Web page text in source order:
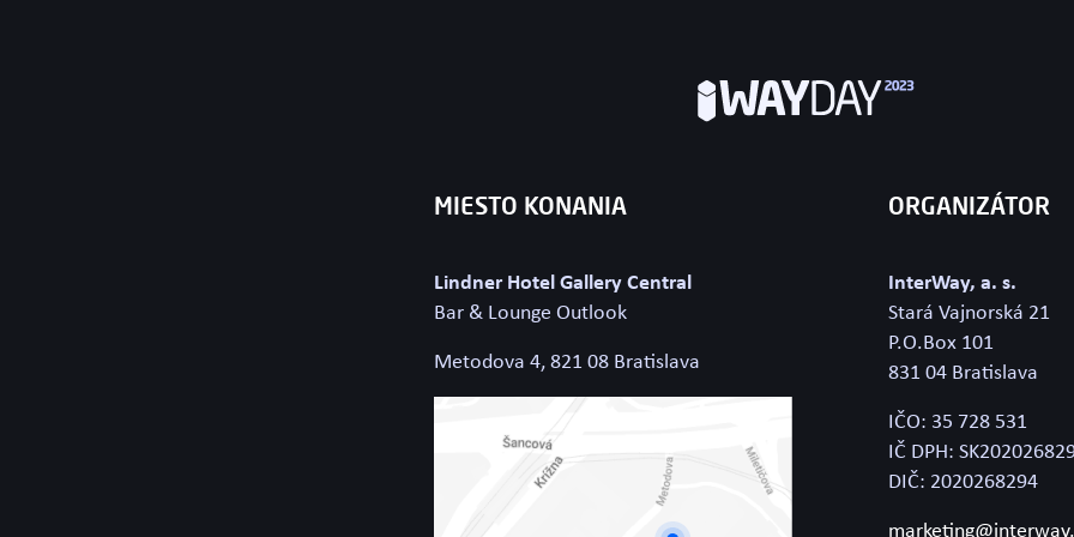
MIESTO KONANIA
Lindner Hotel Gallery Central
Bar & Lounge Outlook
Metodova 4, 821 08 Bratislava
ORGANIZÁTOR
InterWay, a. s.
Stará Vajnorská 21
P.O.Box 101
831 04 Bratislava
IČO: 35 728 531
IČ DPH:
DIČ: 2020268294